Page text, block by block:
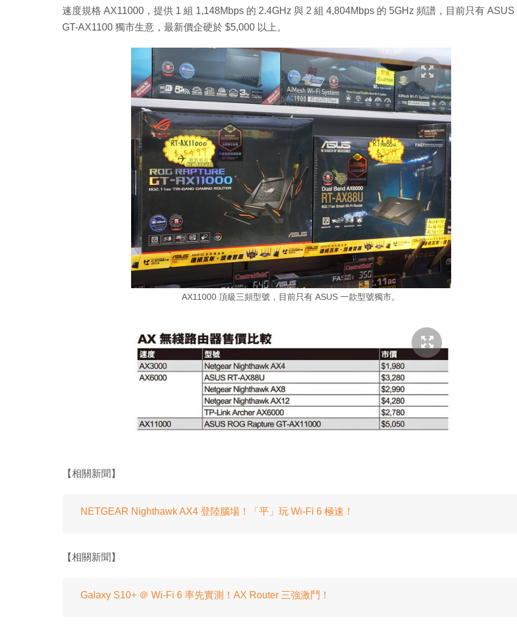
速度規格 AX11000，提供 1 組 1,148Mbps 的 2.4GHz 與 2 組 4,804Mbps 的 5GHz 頻譜，目前只有 ASUS
GT-AX1100 獨市生意，最新價企硬於 $5,000 以上。
AX11000 頂級三頻型號，目前只有 ASUS 一款型號獨市。
【相關新聞】
NETGEAR Nighthawk AX4 登陸腦場！「平」玩 Wi-Fi 6 極速！
【相關新聞】
Galaxy S10+ ＠ Wi-Fi 6 率先實測！AX Router 三強激鬥！